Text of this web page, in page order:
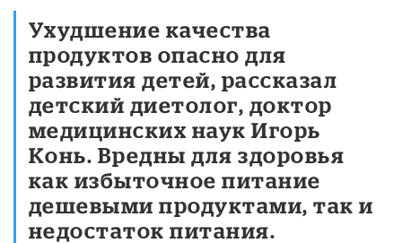
Ухудшение качества
продуктов опасно для
развития детей, рассказал
детский диетолог, доктор
медицинских наук Игорь
Конь. Вредны для здоровья
как избыточное питание
дешевыми продуктами, так и
недостаток питания.